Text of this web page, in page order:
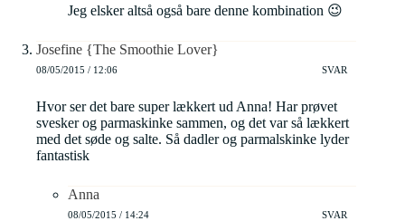
Jeg elsker altså også bare denne kombination 😉
Josefine {The Smoothie Lover}
08/05/2015 / 12:06 SVAR
Hvor ser det bare super lækkert ud Anna! Har prøvet
svesker og parmaskinke sammen, og det var så lækkert
med det søde og salte. Så dadler og parmalskinke lyder
fantastisk
Anna
08/05/2015 / 14:24 SVAR